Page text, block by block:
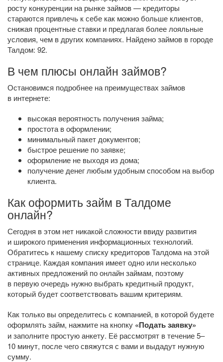
росту конкуренции на рынке займов — кредиторы
стараются привлечь к себе как можно больше клиентов,
снижая процентные ставки и предлагая более лояльные
условия, чем в других компаниях. Найдено займов в городе
Талдом: 92.
В чем плюсы онлайн займов?
Остановимся подробнее на преимуществах займов
в интернете:
высокая вероятность получения займа;
простота в оформлении;
минимальный пакет документов;
быстрое решение по заявке;
оформление не выходя из дома;
получение денег любым удобным способом на выбор
клиента.
Как оформить займ в Талдоме
онлайн?
Сегодня в этом нет никакой сложности ввиду развития
и широкого применения информационных технологий.
Обратитесь к нашему списку кредиторов Талдома на этой
странице. Каждая компания имеет одно или несколько
активных предложений по онлайн займам, поэтому
в первую очередь нужно выбрать кредитный продукт,
который будет соответствовать вашим критериям.
Как только вы определитесь с компанией, в которой будете
оформлять займ, нажмите на кнопку «Подать заявку»
и заполните простую анкету. Её рассмотрят в течение 5–
10 минут, после чего свяжутся с вами и выдадут нужную
сумму.